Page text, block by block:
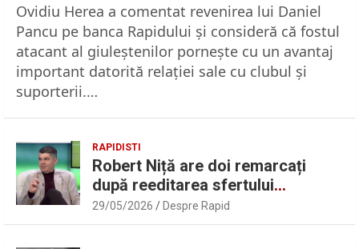
Ovidiu Herea a comentat revenirea lui Daniel
Pancu pe banca Rapidului şi consideră că fostul
atacant al giuleştenilor porneşte cu un avantaj
important datorită relaţiei sale cu clubul şi
suporterii.…
RAPIDISTI
Robert Niță are doi remarcați
după reeditarea sfertului
UEFAntastic: „Lideri în teren” |
Sport.ro
29/05/2026 Despre Rapid